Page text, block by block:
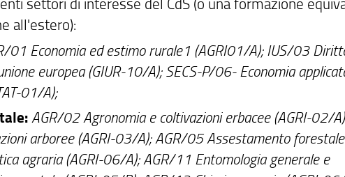
all'estero):
01 Economia ed estimo rurale1 (AGRI01/A); IUS/03
europea (GIUR-10/A); SECS-P/06- Economia
01/A);
AGR/02 Agronomia e coltivazioni erbacee (AGRI-02/
arboree (AGRI-03/A); AGR/05 Assestamento
agraria (AGRI-06/A); AGR/11 Entomologia generale e